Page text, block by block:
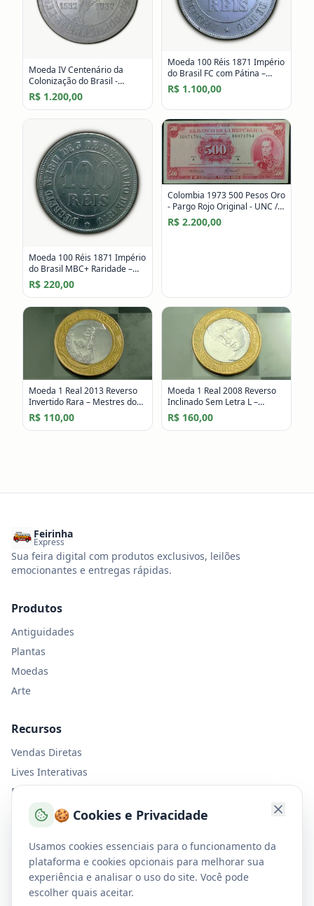
Moeda IV Centenário da
Colonização do Brasil -
Vicentina - FC com Brilho de
Cunho – Mestres do Mercado
R$ 1.200,00
Moeda 100 Réis 1871 Império
do Brasil FC com Pátina –
Mestres do Mercado
R$ 1.100,00
Moeda 100 Réis 1871 Império
do Brasil MBC+ Raridade –
Mestres do Mercado #1
R$ 220,00
Colombia 1973 500 Pesos Oro
- Pargo Rojo Original - UNC /
Flor de Estampa
R$ 2.200,00
Moeda 1 Real 2013 Reverso
Invertido Rara – Mestres do
Mercado
R$ 110,00
Moeda 1 Real 2008 Reverso
Inclinado Sem Letra L –
Mestres do Mercado
R$ 160,00
🍪 Cookies e Privacidade
Usamos cookies essenciais para o funcionamento da
plataforma e cookies opcionais para melhorar sua
experiência e analisar o uso do site. Você pode
escolher quais aceitar.
Feirinha
Express
Sua feira digital com produtos exclusivos, leilões
emocionantes e entregas rápidas.
Produtos
Antiguidades
Plantas
Moedas
Arte
Recursos
Vendas Diretas
Lives Interativas
Entrega Express
Nosso Manifesto
Suporte
Termos de Uso
Política de Privacidade